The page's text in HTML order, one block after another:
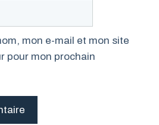
mon e-mail et mon site
pour mon prochain